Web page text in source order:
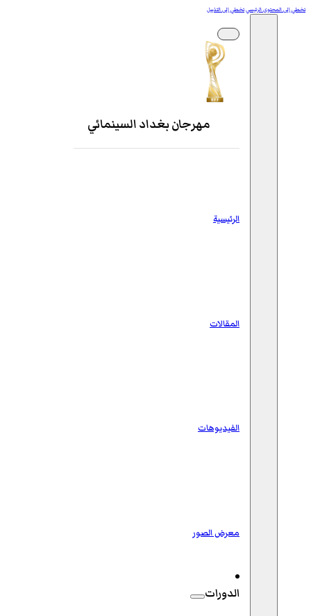
تخطي إلى المحتوى الرئيسيتخطي إلى التذييل
مهرجان بغداد السينمائي
الرئيسية
المقالات
الفيديوهات
معرض الصور
الدورات